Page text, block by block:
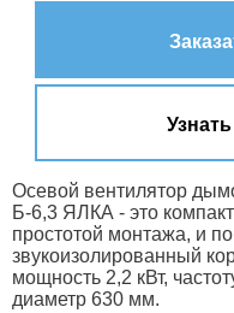
Осевой вентилятор
Б-6,3 ЯЛКА - это
простотой монтажа, и
звукоизолированный
мощность 2,2 кВт,
диаметр 630 мм.